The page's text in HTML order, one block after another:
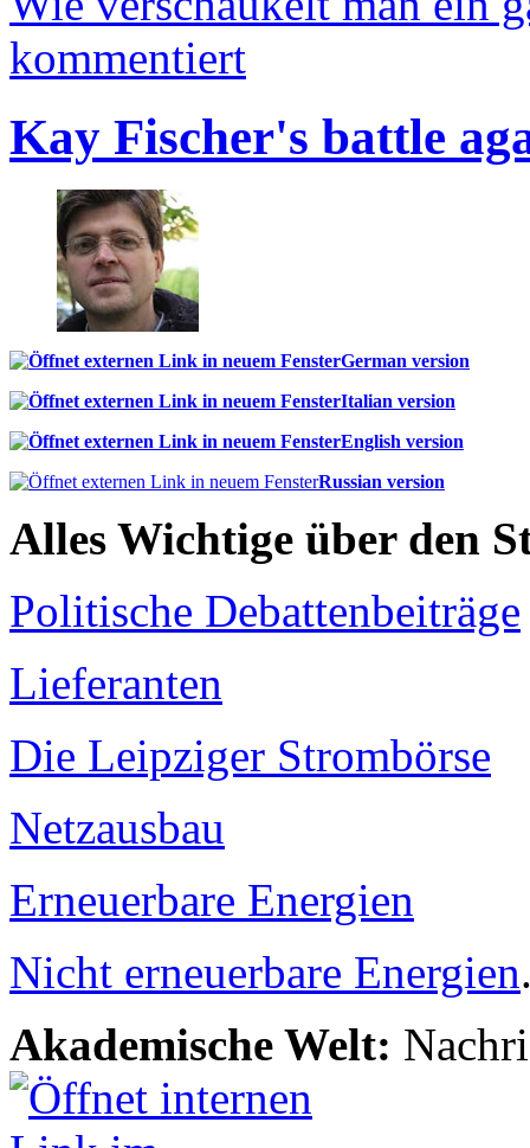
kommentiert
Kay Fischer's battle
German version
Italian version
English version
Russian version
Alles Wichtige über den
Politische Debattenbeiträge
Lieferanten
Die Leipziger Strombörse
Netzausbau
Erneuerbare Energien
Nicht erneuerbare Energien
Akademische Welt: